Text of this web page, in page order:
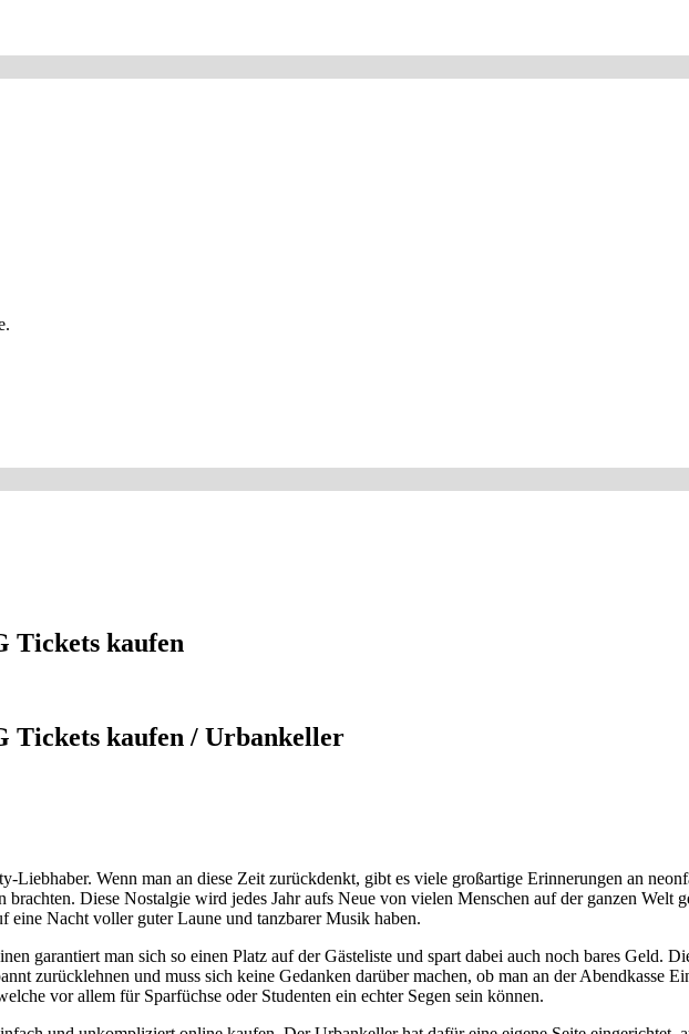
Tickets kaufen
Tickets kaufen / Urbankeller
Wenn man an diese Zeit zurückdenkt, gibt es viele großartige Erinnerungen an
Diese Nostalgie wird jedes Jahr aufs Neue von vielen Menschen auf der ganzen Welt
Nacht voller guter Laune und tanzbarer Musik haben.
garantiert man sich so einen Platz auf der Gästeliste und spart dabei auch noch bares Geld.
zurücklehnen und muss sich keine Gedanken darüber machen, ob man an der Abendkasse
vor allem für Sparfüchse oder Studenten ein echter Segen sein können.